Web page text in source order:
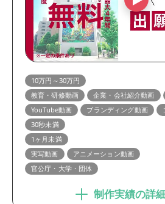
10万円～30万円
教育・研修動画
企業・会社紹介動画
YouTube動画
ブランディング動画
30秒未満
1ヶ月未満
実写動画
アニメーション動画
官公庁・大学・団体
制作実績の詳